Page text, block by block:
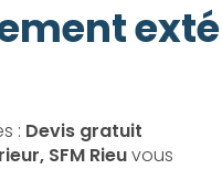
: Devis gratuit
SFM Rieuvous